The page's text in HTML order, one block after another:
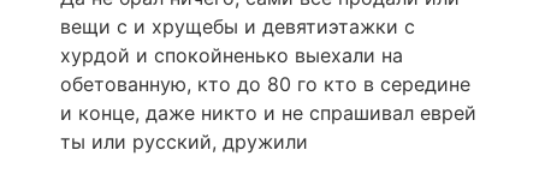
вещи с и хрущебы и девятиэтажки с
хурдой и спокойненько выехали на
обетованную, кто до 80 го кто в середине
и конце, даже никто и не спрашивал еврей
ты или русский, дружили